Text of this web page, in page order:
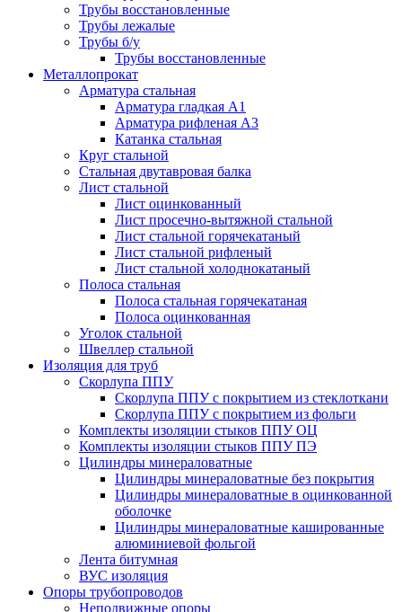
Трубы восстановленные
Трубы лежалые
Трубы б/у
Трубы восстановленные
Металлопрокат
Арматура стальная
Арматура гладкая А1
Арматура рифленая А3
Катанка стальная
Круг стальной
Стальная двутавровая балка
Лист стальной
Лист оцинкованный
Лист просечно-вытяжной стальной
Лист стальной горячекатаный
Лист стальной рифленый
Лист стальной холоднокатаный
Полоса стальная
Полоса стальная горячекатаная
Полоса оцинкованная
Уголок стальной
Швеллер стальной
Изоляция для труб
Скорлупа ППУ
Скорлупа ППУ с покрытием из стеклоткани
Скорлупа ППУ с покрытием из фольги
Комплекты изоляции стыков ППУ ОЦ
Комплекты изоляции стыков ППУ ПЭ
Цилиндры минераловатные
Цилиндры минераловатные без покрытия
Цилиндры минераловатные в оцинкованной
оболочке
Цилиндры минераловатные кашированные
алюминиевой фольгой
Лента битумная
ВУС изоляция
Опоры трубопроводов
Неподвижные опоры